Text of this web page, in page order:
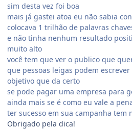
sim desta vez foi boa
mais já gastei atoa eu não sabia
colocava 1 trilhão de palavras
e não tinha nenhum resultado
muito alto
você tem que ver o publico que
que pessoas leigas podem
objetivo que da certo
se pode pagar uma empresa para
ainda mais se é como eu vale a
ter sucesso em sua campanha
Obrigado pela dica!